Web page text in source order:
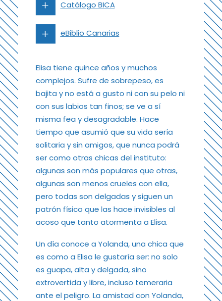
Catálogo BICA
eBiblio Canarias
Elisa tiene quince años y muchos
complejos. Sufre de sobrepeso, es
bajita y no está a gusto ni con su pelo ni
con sus labios tan finos; se ve a sí
misma fea y desagradable. Hace
tiempo que asumió que su vida sería
solitaria y sin amigos, que nunca podrá
ser como otras chicas del instituto:
algunas son más populares que otras,
algunas son menos crueles con ella,
pero todas son delgadas y siguen un
patrón físico que las hace invisibles al
acoso que tanto atormenta a Elisa.
Un día conoce a Yolanda, una chica que
es como a Elisa le gustaría ser: no solo
es guapa, alta y delgada, sino
extrovertida y libre, incluso temeraria
ante el peligro. La amistad con Yolanda,